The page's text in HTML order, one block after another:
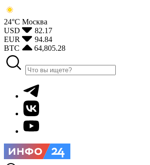
24°С Москва
USD
82.17
EUR
94.84
BTC
64,805.28